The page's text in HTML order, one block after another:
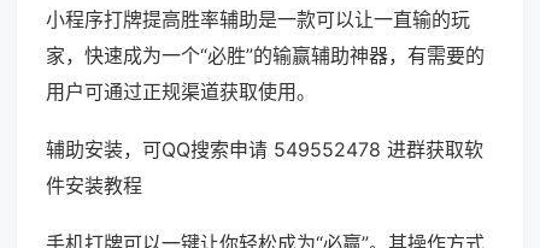
小程序打牌提高胜率辅助是一款可以让一直输的玩
家，快速成为一个“必胜”的输赢辅助神器，有需要的
用户可通过正规渠道获取使用。
辅助安装，可QQ搜索申请 549552478 进群获取软
件安装教程
手机打牌可以一键让你轻松成为“必赢”。其操作方式